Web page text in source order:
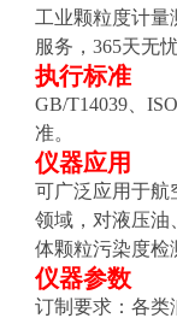
工业颗粒度计量
服务，365天无
执行标准
GB/T14039、
准。
仪器应用
可广泛应用于航
领域，对液压油
体颗粒污染度检
仪器参数
订制要求：各类